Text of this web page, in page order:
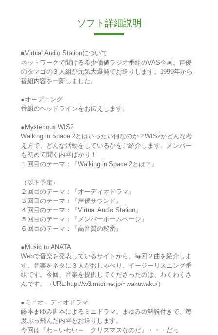
ソフト詳細説明
■Virtual Audio Stationについて
ネットワークで聞ける希少価値ラジオ番組のVAS企画。声優
のタマゴの３人組が元気大爆発でお送りします。1999年から
番組内容を一新しました。
●オープニング
番組のヘッドラインをお伝えします。
●Mysterious WIS2
Walking in Space 2とはいったい何なのか？WIS2がどんな考
え方で、どんな活動をしているかをご紹介します。メンバー
も初めて聞く内容ばかり！
１回目のテーマ：『Walking in Space 2とは？』
（以下予定）
２回目のテーマ：『オーディオドラマ』
３回目のテーマ：『声優サウンド』
４回目のテーマ：『Virtual Audio Station』
５回目のテーマ：『メンバーホームページ』
６回目のテーマ：『高音質の秘密』
●Music to ANATA
Webで音楽を発表しているサイトから、毎回２曲を紹介しま
す。音楽をネタに３人がおしゃべり。イージーリスニング番
組です。今回、音楽を提供してくださったのは、わくわくさ
んです。（URL:http://w3.mtci.ne.jp/~wakuwaku/）
●ミニオーディオドラマ
藤本まゆみ脚本によるミニドラマ。まゆみの解説付きで、毎
度ぶっ飛んだ内容をお送りします。
今回は『わ～いわい～ クリスマスなのだ』・・・だっ